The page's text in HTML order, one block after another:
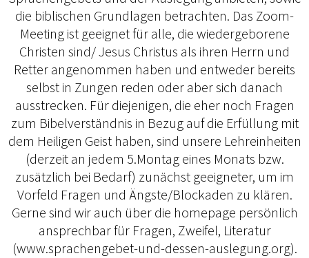
die biblischen Grundlagen betrachten. Das Zoom-
Meeting ist geeignet für alle, die wiedergeborene
Christen sind/ Jesus Christus als ihren Herrn und
Retter angenommen haben und entweder bereits
selbst in Zungen reden oder aber sich danach
ausstrecken. Für diejenigen, die eher noch Fragen
zum Bibelverständnis in Bezug auf die Erfüllung mit
dem Heiligen Geist haben, sind unsere Lehreinheiten
(derzeit an jedem 5.Montag eines Monats bzw.
zusätzlich bei Bedarf) zunächst geeigneter, um im
Vorfeld Fragen und Ängste/Blockaden zu klären.
Gerne sind wir auch über die homepage persönlich
ansprechbar für Fragen, Zweifel, Literatur
(www.sprachengebet-und-dessen-auslegung.org).